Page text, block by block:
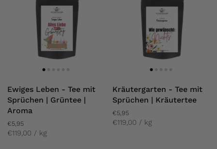
Ewiges Leben - Tee mit
Sprüchen | Grüntee |
Aroma
€5,95
€119,00 / kg
Kräutergarten - Tee mit
Sprüchen | Kräutertee
€5,95
€119,00 / kg